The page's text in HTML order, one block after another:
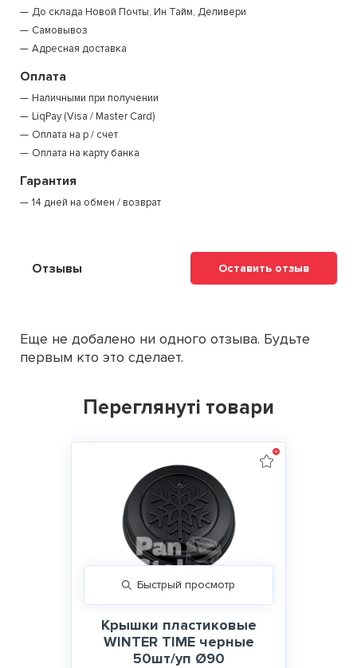
До склада Новой Почты, Ин Тайм, Деливери
Самовывоз
Адресная доставка
Оплата
Наличными при получении
LiqPay (Visa / Master Card)
Оплата на р / счет
Оплата на карту банка
Гарантия
14 дней на обмен / возврат
Отзывы Оставить отзыв
Еще не добалено ни одного отзыва. Будьте
первым кто это сделает.
Переглянуті товари
Быстрый просмотр
Крышки пластиковые
WINTER TIME черные
50шт/уп Ø90